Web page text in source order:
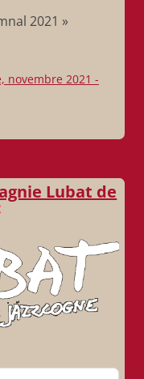
2021 »
novembre 2021 -
Lubat de